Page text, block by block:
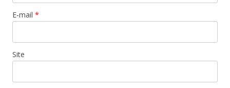
E-mail *
Site